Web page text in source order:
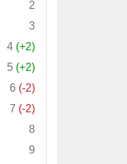
2
3
4 (+2)
5 (+2)
6 (-2)
7 (-2)
8
9